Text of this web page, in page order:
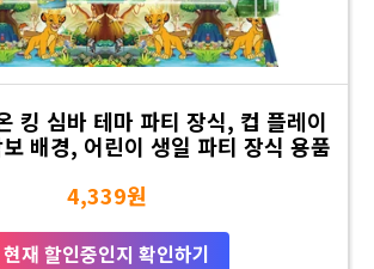
킹 심바 테마 파티 장식, 컵 플레이
배경, 어린이 생일 파티 장식 용품
4,339원
현재 할인중인지 확인하기